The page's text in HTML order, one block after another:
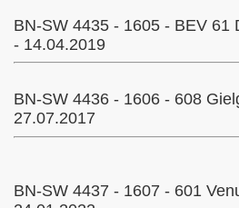
BN-SW 4435 - 1605 - BEV 61
- 14.04.2019
BN-SW 4436 - 1606 - 608
27.07.2017
BN-SW 4437 - 1607 - 601